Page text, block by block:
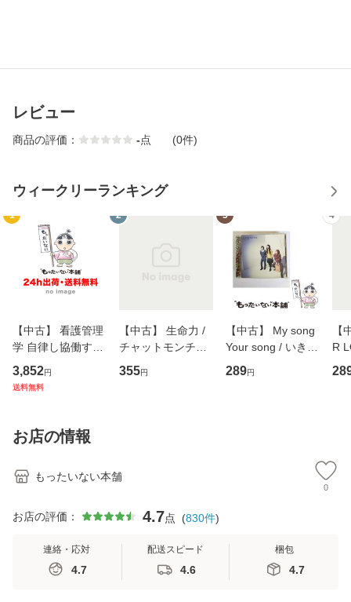
レビュー
商品の評価： -点 (0件)
ウィークリーランキング
1
【中古】 看護管理
学 自律し協働する
専門職の看護マネ
ジメントスキル 改
恵 藤本幸三 / 南江
堂 [単行
3,852円
送料無料
2
【中古】 生命力 /
チャットモンチー /
キューンレコード
[CD]【メール便送
355円
3
【中古】 My song
Your song / いきも
のがかり / [CD]
【メール便送料無
289円
4
【
R
産
お店の情報
もったいない本舗
0
お店の評価： 4.7点 (830件)
連絡・応対
4.7
配送スピード
4.6
梱包
4.7